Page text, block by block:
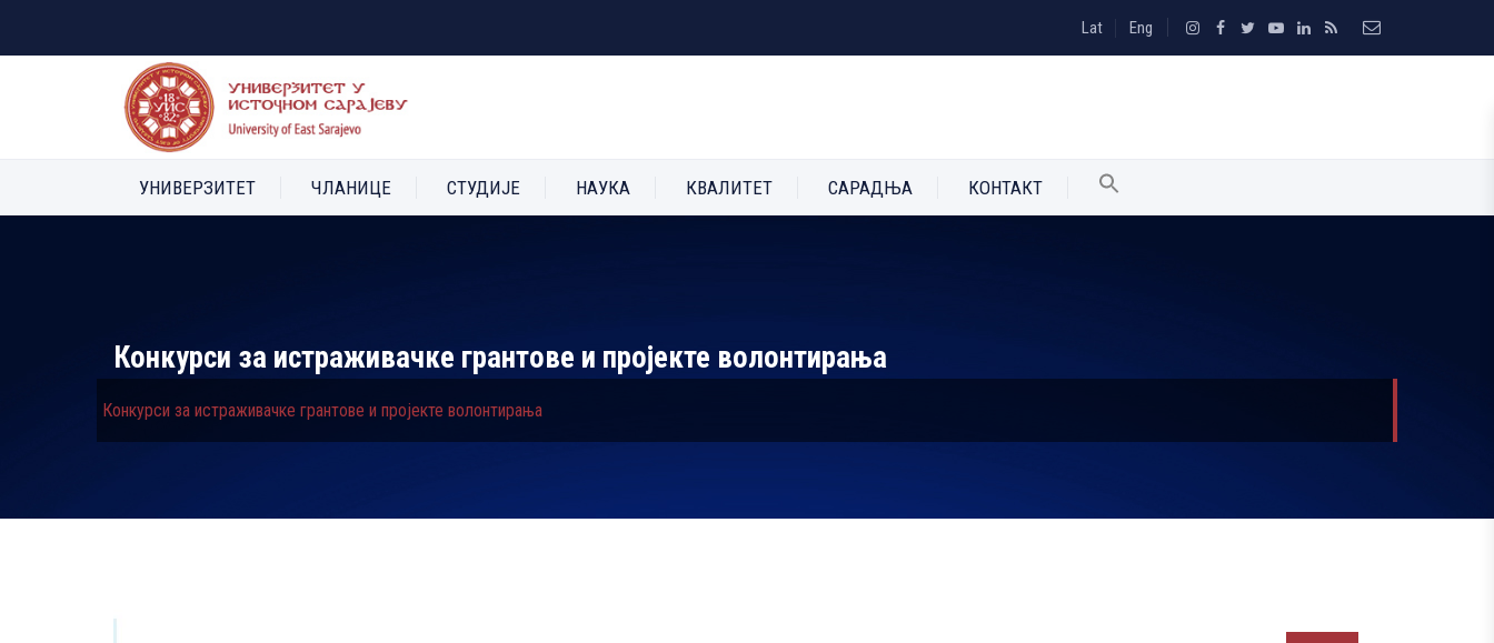
Lat Eng
УНИВЕРЗИТЕТ ЧЛАНИЦЕ СТУДИЈЕ НАУКА КВАЛИТЕТ САРАДЊА КОНТАКТ
Конкурси за истраживачке грантове и пројекте волонтирања
Конкурси за истраживачке грантове и пројекте волонтирања